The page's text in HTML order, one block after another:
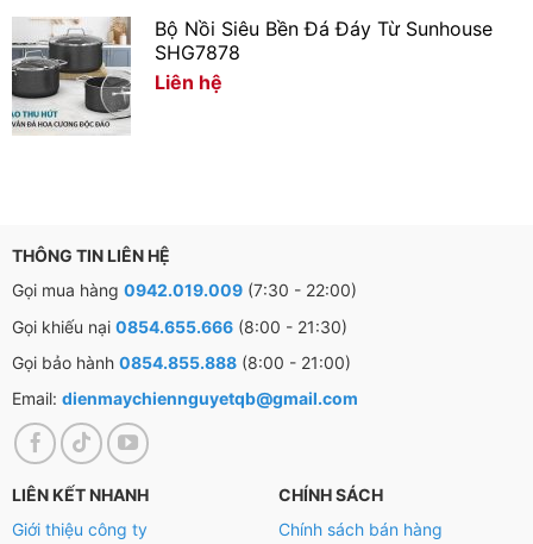
bền lâu.
Bộ Nồi Siêu Bền Đá Đáy Từ Sunhouse
SHG7878
Liên hệ
THÔNG TIN LIÊN HỆ
Gọi mua hàng 0942.019.009 (7:30 - 22:00)
Gọi khiếu nại 0854.655.666 (8:00 - 21:30)
Gọi bảo hành 0854.855.888 (8:00 - 21:00)
Email: dienmaychiennguyetqb@gmail.com
LIÊN KẾT NHANH
Giới thiệu công ty
CHÍNH SÁCH
Chính sách bán hàng